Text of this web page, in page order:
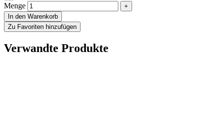
Menge
In den Warenkorb
Zu Favoriten hinzufügen
Verwandte Produkte